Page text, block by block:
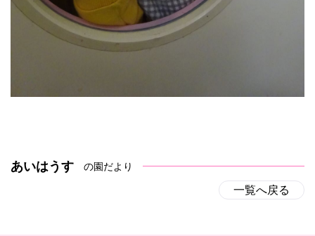
あいはうす の園だより
一覧へ戻る